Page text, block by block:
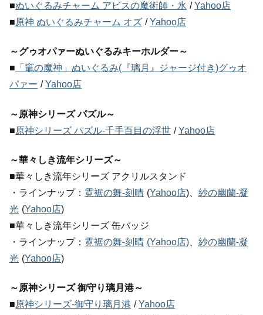
■ぬいぐるみチャーム アビスの魔術師・氷 /Yahoo店
■原神 ぬいぐるみチャーム オズ /Yahoo店
～グゥオパァーぬいぐるみキーホルダー～
■ 「竈の魔神」ぬいぐるみ(『璃月』ジャージ付き)グゥオ
パァー /Yahoo店
～原神シリーズ パズル～
■原神シリーズ パズル-千手百目の浮世 /Yahoo店
～華々しき流年シリーズ～
■華々しき流年シリーズ アクリルスタンド
・ラインナップ： 霓裾の舞-刻晴 (Yahoo店)、 紗の幽蘭-凝
光 (Yahoo店)
■華々しき流年シリーズ 缶バッジ
・ラインナップ： 霓裾の舞-刻晴 (Yahoo店)
紗の幽蘭-凝
光 (Yahoo店)
～原神シリーズ 御守り璃月港～
■原神シリーズ-御守り璃月港 /Yahoo店